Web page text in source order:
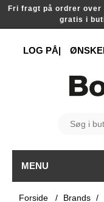
Fri fragt på ordrer
gratis i
LOG PÅ
MENU
Forside / Brands /